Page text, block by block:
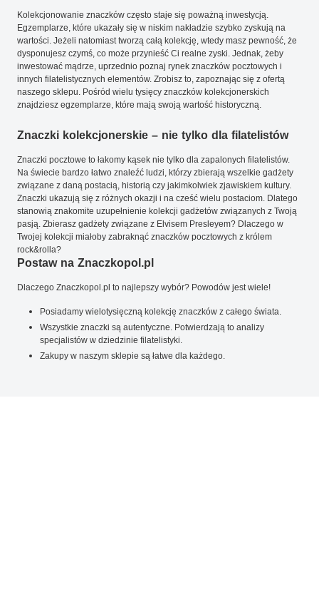
Kolekcjonowanie znaczków często staje się poważną inwestycją.
Egzemplarze, które ukazały się w niskim nakładzie szybko zyskują na
wartości. Jeżeli natomiast tworzą całą kolekcję, wtedy masz pewność, że
dysponujesz czymś, co może przynieść Ci realne zyski. Jednak, żeby
inwestować mądrze, uprzednio poznaj rynek znaczków pocztowych i
innych filatelistycznych elementów. Zrobisz to, zapoznając się z ofertą
naszego sklepu. Pośród wielu tysięcy znaczków kolekcjonerskich
znajdziesz egzemplarze, które mają swoją wartość historyczną.
Znaczki kolekcjonerskie – nie tylko dla filatelistów
Znaczki pocztowe to łakomy kąsek nie tylko dla zapalonych filatelistów.
Na świecie bardzo łatwo znaleźć ludzi, którzy zbierają wszelkie gadżety
związane z daną postacią, historią czy jakimkolwiek zjawiskiem kultury.
Znaczki ukazują się z różnych okazji i na cześć wielu postaciom. Dlatego
stanowią znakomite uzupełnienie kolekcji gadżetów związanych z Twoją
pasją. Zbierasz gadżety związane z Elvisem Presleyem? Dlaczego w
Twojej kolekcji miałoby zabraknąć znaczków pocztowych z królem
rock&rolla?
Postaw na Znaczkopol.pl
Dlaczego Znaczkopol.pl to najlepszy wybór? Powodów jest wiele!
Posiadamy wielotysięczną kolekcję znaczków z całego świata.
Wszystkie znaczki są autentyczne. Potwierdzają to analizy
specjalistów w dziedzinie filatelistyki.
Zakupy w naszym sklepie są łatwe dla każdego.